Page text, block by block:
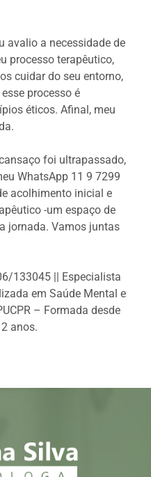
avalio a necessidade de
processo terapêutico,
cuidar do seu entorno,
processo é
éticos. Afinal, meu
foi ultrapassado,
WhatsApp 11 9 7299
acolhimento inicial e
-um espaço de
jornada. Vamos juntas
133045 || Especialista
em Saúde Mental e
– Formada desde
anos.